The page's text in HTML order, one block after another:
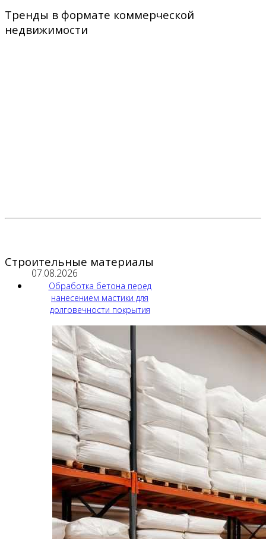
Тренды в формате коммерческой
недвижимости
Строительные материалы
07.08.2026
Обработка бетона перед
нанесением мастики для
долговечности покрытия